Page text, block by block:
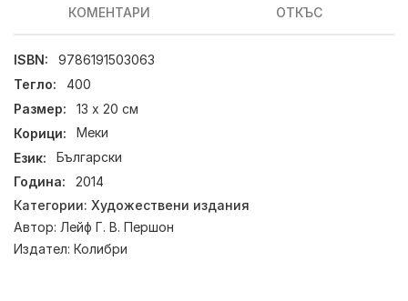
КОМЕНТАРИ ОТКЪС
ISBN:
9786191503063
Тегло:
400
Размер:
13 х 20 см
Корици:
Меки
Език:
Български
Година:
2014
Категории: Художествени издания
Автор: Лейф Г. В. Першон
Издател: Колибри